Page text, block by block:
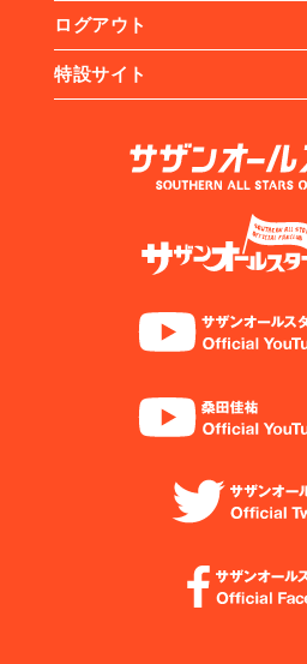
ログアウト
特設サイト